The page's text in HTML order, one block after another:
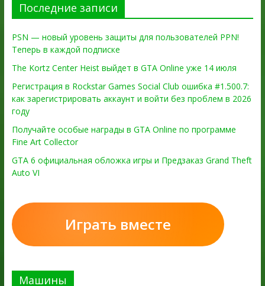
Последние записи
PSN — новый уровень защиты для пользователей PPN!
Теперь в каждой подписке
The Kortz Center Heist выйдет в GTA Online уже 14 июля
Регистрация в Rockstar Games Social Club ошибка #1.500.7:
как зарегистрировать аккаунт и войти без проблем в 2026
году
Получайте особые награды в GTA Online по программе
Fine Art Collector
GTA 6 официальная обложка игры и Предзаказ Grand Theft
Auto VI
Играть вместе
Машины